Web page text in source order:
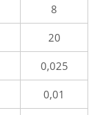
8
20
0,025
0,01